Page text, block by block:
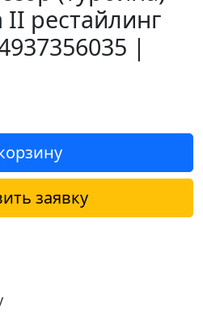
II рестайлинг
|
заявку